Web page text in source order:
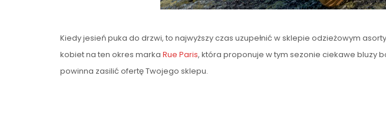
Kiedy jesień puka do drzwi, to najwyższy czas uzupełnić w sklepie odzieżowym
kobiet na ten okres marka Rue Paris, która proponuje w tym sezonie ciekawe bluzy
powinna zasilić ofertę Twojego sklepu.